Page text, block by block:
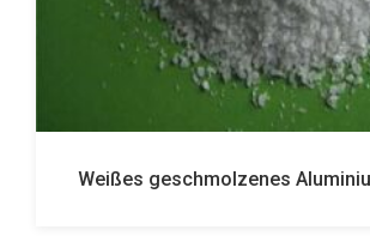
Weißes geschmolzenes